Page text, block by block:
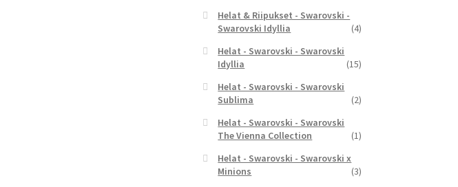
Helat & Riipukset - Swarovski -
Swarovski Idyllia
(4)
Helat - Swarovski - Swarovski
Idyllia
(15)
Helat - Swarovski - Swarovski
Sublima
(2)
Helat - Swarovski - Swarovski
The Vienna Collection
(1)
Helat - Swarovski - Swarovski x
Minions
(3)